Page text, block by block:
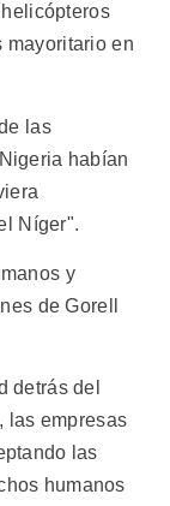
mayoritario en
las
habían
Níger".
y
de Gorell
detrás del
las empresas
las
humanos